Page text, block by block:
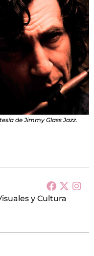
de Jimmy Glass Jazz.
y Cultura